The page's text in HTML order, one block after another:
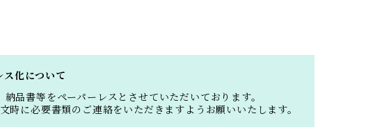
ス化について
品書等をペーパーレスとさせていただいております。
に必要書類のご連絡をいただきますようお願いいたします。